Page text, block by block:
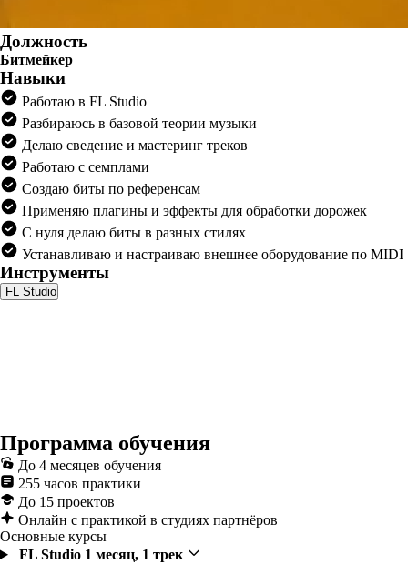
Должность
Битмейкер
Навыки
Работаю в FL Studio
Разбираюсь в базовой теории музыки
Делаю сведение и мастеринг треков
Работаю с семплами
Создаю биты по референсам
Применяю плагины и эффекты для обработки дорожек
С нуля делаю биты в разных стилях
Устанавливаю и настраиваю внешнее оборудование по MIDI
Инструменты
FL Studio
Программа обучения
До 4 месяцев обучения
255 часов практики
До 15 проектов
Онлайн с практикой в студиях партнёров
Основные курсы
FL Studio 1 месяц, 1 трек